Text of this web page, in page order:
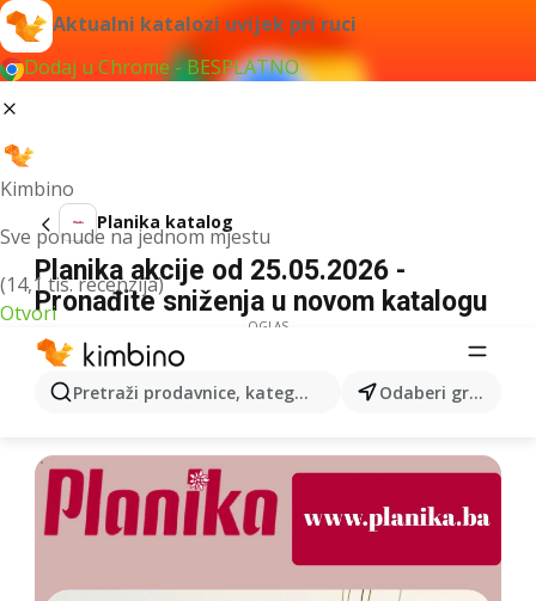
Aktualni katalozi uvijek pri ruci
Dodaj u Chrome - BESPLATNO
Kimbino
Sve ponude na jednom mjestu
(14,1 tis. recenzija)
Otvori
Pretraži prodavnice, kategorije, proizvode... Odaberi grad
Planika katalog
Planika akcije od 25.05.2026 -
Pronađite sniženja u novom katalogu
OGLAS